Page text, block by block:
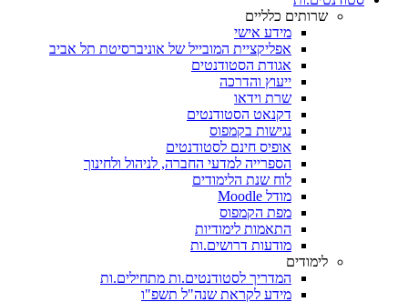
שרותים כלליים
מידע אישי
אפליקציית המובייל של אוניברסיטת תל אביב
אגודת הסטודנטים
ייעוץ והדרכה
שרת וידאו
דקנאט הסטודנטים
נגישות בקמפוס
אופיס חינם לסטודנטים
הספרייה למדעי החברה, לניהול ולחינוך
לוח שנת הלימודים
מודל Moodle
מפת הקמפוס
התאמות לימודיות
מודעות דרושים.ות
לימודים
המדריך לסטודנטים.ות מתחילים.ות
מידע לקראת שנה"ל תשפ"ו